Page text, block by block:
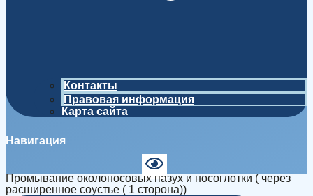
Контакты
Правовая информация
Карта сайта
Навигация
Промывание околоносовых пазух и носоглотки ( через
расширенное соустье ( 1 сторона))